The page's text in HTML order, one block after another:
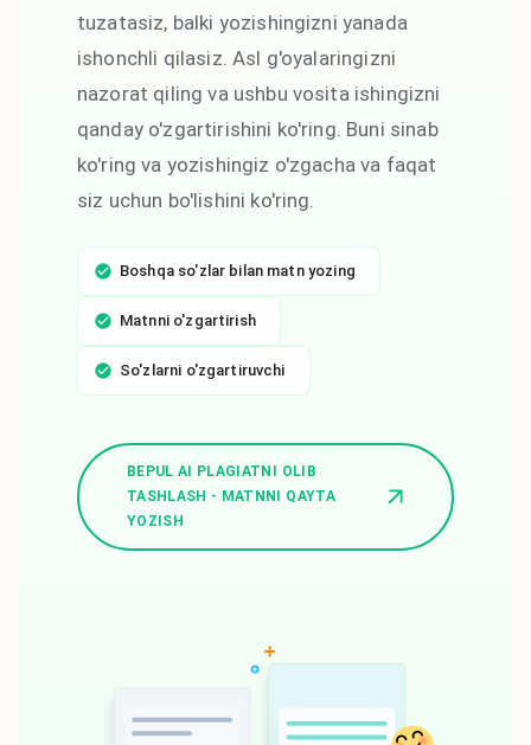
tuzatasiz, balki yozishingizni yanada
ishonchli qilasiz. Asl g'oyalaringizni
nazorat qiling va ushbu vosita ishingizni
qanday o'zgartirishini ko'ring. Buni sinab
ko'ring va yozishingiz o'zgacha va faqat
siz uchun bo'lishini ko'ring.
Boshqa so'zlar bilan matn yozing
Matnni o'zgartirish
So'zlarni o'zgartiruvchi
BEPUL AI PLAGIATNI OLIB
TASHLASH - MATNNI QAYTA
YOZISH